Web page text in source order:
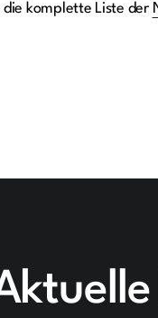
die komplette Liste der